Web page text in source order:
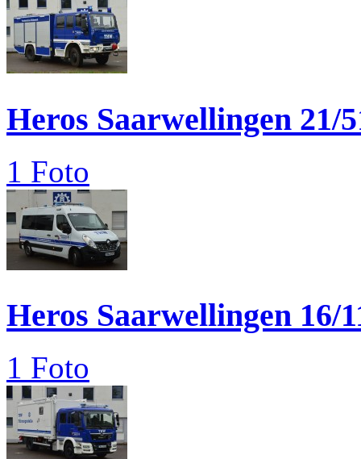
Heros Saarwellingen 21/
1 Foto
Heros Saarwellingen 16/
1 Foto